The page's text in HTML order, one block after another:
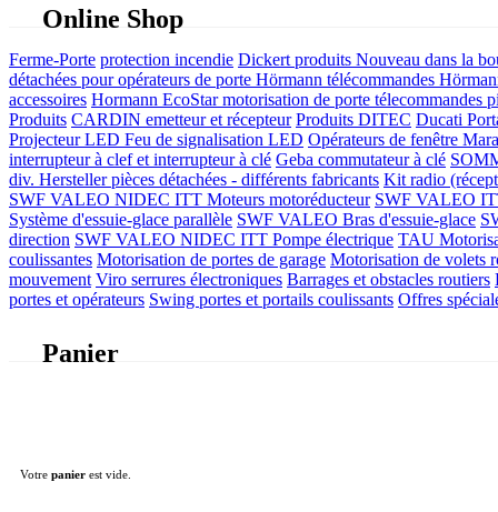
Online Shop
Ferme-Porte protection incendie Dickert produits Nouveau dans la
détachées pour opérateurs de porte Hörmann télécommandes
accessoires Hormann EcoStar motorisation de porte télecommandes
Produits CARDIN emetteur et récepteur Produits DITEC Ducati
Projecteur LED Feu de signalisation LED Opérateurs de fenêtre
interrupteur à clef et interrupteur à clé Geba commutateur à clé
div. Herstellerpièces détachées - différents fabricants Kit radio
SWF VALEO NIDEC ITT Moteurs motoréducteur SWF VALEO
Système d'essuie-glace parallèle SWF VALEO Bras d'essuie-glace
direction SWF VALEO NIDEC ITT Pompe électrique TAU
coulissantes Motorisation de portes de garage Motorisation de volets
mouvement Viro serrures électroniques Barrages et obstacles routiers
portes et opérateurs Swing portes et portails coulissants Offres
Panier
Votre panier est vide.